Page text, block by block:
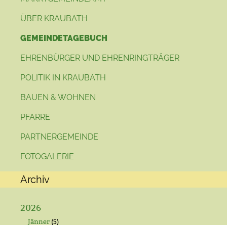
ÜBER KRAUBATH
GEMEINDETAGEBUCH
EHRENBÜRGER UND EHRENRINGTRÄGER
POLITIK IN KRAUBATH
BAUEN & WOHNEN
PFARRE
PARTNERGEMEINDE
FOTOGALERIE
Archiv
2026
Jänner (5)